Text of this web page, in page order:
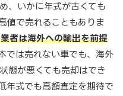
、いかに年式が古くても
値で売れることもありま
者は海外への輸出を前提
では売れない車でも、海外
態が悪くても売却はでき
年式でも高額査定を期待で